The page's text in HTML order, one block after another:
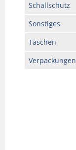
Schallschutz
Sonstiges
Taschen
Verpackungen